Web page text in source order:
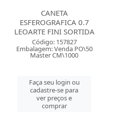
CANETA
ESFEROGRAFICA 0.7
LEOARTE FINI SORTIDA
Código: 157827
Embalagem: Venda PO\50
Master CM\1000
Faça seu login ou
cadastre-se para
ver preços e
comprar